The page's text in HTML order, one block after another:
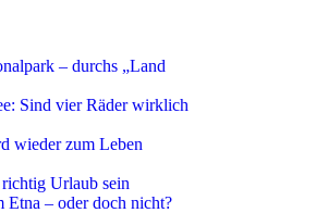
– durchs „Land
Sind vier Räder wirklich
wieder zum Leben
Urlaub sein
Etna – oder doch nicht?